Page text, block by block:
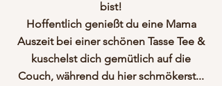
bist!
Hoffentlich genießt du eine Mama
Auszeit bei einer schönen Tasse Tee &
kuschelst dich gemütlich auf die
Couch, während du hier schmökerst...